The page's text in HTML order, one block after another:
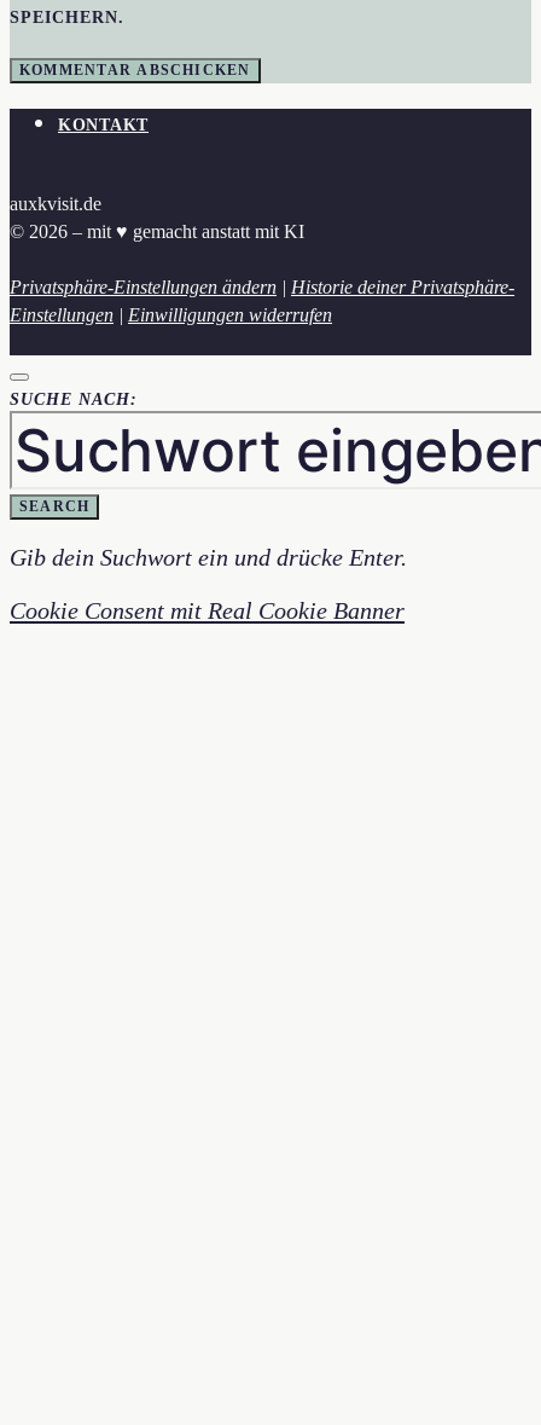
SPEICHERN.
KONTAKT
auxkvisit.de
© 2026 – mit ♥︎ gemacht anstatt mit KI
Privatsphäre-Einstellungen ändern | Historie deiner Privatsphäre-
Einstellungen | Einwilligungen widerrufen
SUCHE NACH:
SEARCH
Gib dein Suchwort ein und drücke Enter.
Cookie Consent mit Real Cookie Banner